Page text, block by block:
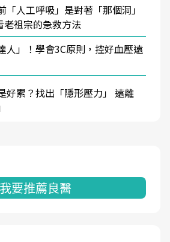
「人工呼吸」是對著「那個洞」
老祖宗的急救方法
人」！學會3C原則，控好血壓遠
好累？找出「隱形壓力」 遠離
我要推薦良醫